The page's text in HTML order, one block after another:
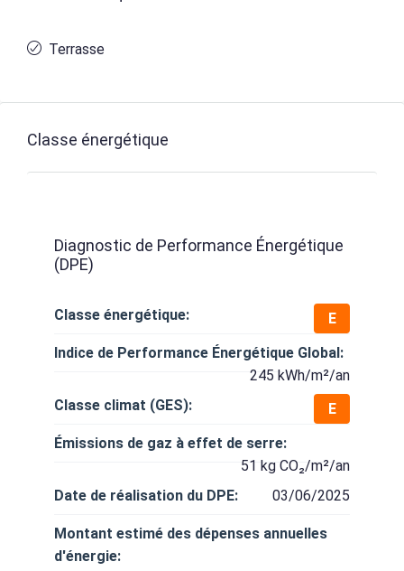
Terrasse
Classe énergétique
Diagnostic de Performance Énergétique
(DPE)
Classe énergétique:
E
Indice de Performance Énergétique Global:
245 kWh/m²/an
Classe climat (GES):
E
Émissions de gaz à effet de serre:
51 kg CO₂/m²/an
Date de réalisation du DPE:
03/06/2025
Montant estimé des dépenses annuelles
d'énergie: